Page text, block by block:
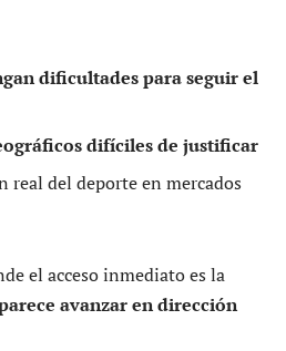
dificultades para seguir el
difíciles de justificar
real del deporte en mercados
el acceso inmediato es la
avanzar en dirección